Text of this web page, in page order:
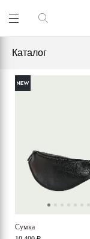
Каталог
Cумка